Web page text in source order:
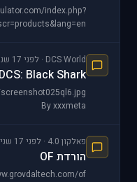
index.php?
DCS World · לפני 17 שנים
DCS: Black Shark!
By xxxmeta
פאלקון 4.0 · לפני 17 שנים
הורדת OF
of/